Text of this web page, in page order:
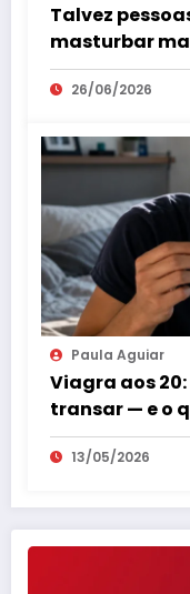
Talvez
masturbar
explicam por
26/06/2026
Paula Aguiar
Viagra aos
transar — e o
13/05/2026